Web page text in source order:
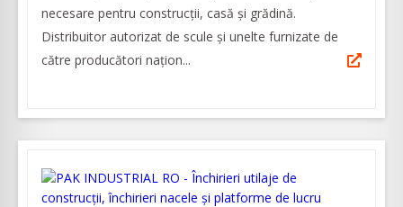
necesare pentru construcții, casă și grădină.
Distribuitor autorizat de scule și unelte furnizate de
către producători națion...